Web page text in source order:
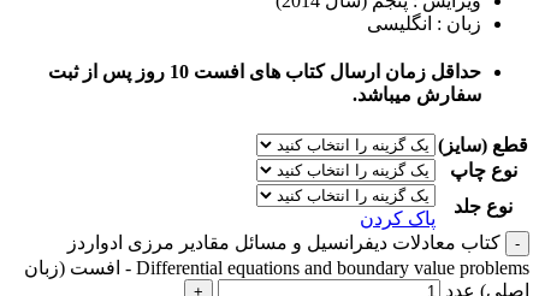
زبان : انگلیسی
حداقل زمان ارسال کتاب های افست 10 روز پس از ثبت
سفارش میباشد.
قطع (سایز)
نوع چاپ
نوع جلد
پاک کردن
کتاب معادلات دیفرانسیل و مسائل مقادیر مرزی ادواردز
Differential equations and boundary value problems - افست (زبان
اصلی) عدد